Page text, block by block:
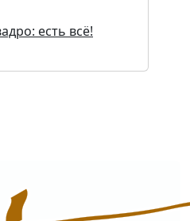
есть всё!